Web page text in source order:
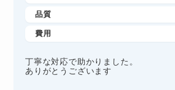
品質
費用
丁寧な対応で助かりました。
ありがとうございます